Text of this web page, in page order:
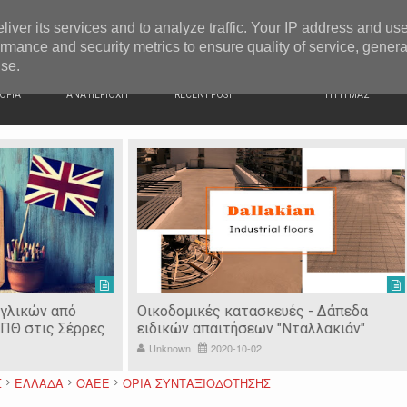
ΑΝΑ ΠΕΡΙΟΧΗ RECENT POST Η ΓΗ ΜΑΣ
- Δάπεδα
Οικοδομικές εργασίες - Βιομηχανικά
δάπεδα στις Σέρρες
Unknown 2016-08-18
ΕΛΛΑΔΑ ΟΑΕΕ ΟΡΙΑ ΣΥΝΤΑΞΙΟΔΟΤΗΣΗΣ
its services and to analyze traffic. Your IP address and
and security metrics to ensure quality of service,